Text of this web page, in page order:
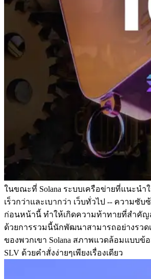
ในขณะที่ Solana ระบบเครือข่ายที่แนะนําใ
เร็วกว่าและเบากว่า เว็บทั่วไป -- ความซั
ก่อนหน้านี้ ทําให้เกิดความท้าทายที่สําคั
ด้วยการรวมนี้นักพัฒนาสามารถอย่างรวดเ
ของพวกเขา Solana สภาพแวดล้อมแบบข้
SLV ด้วยคําสั่งง่ายๆเพียงเรื่องเดียว